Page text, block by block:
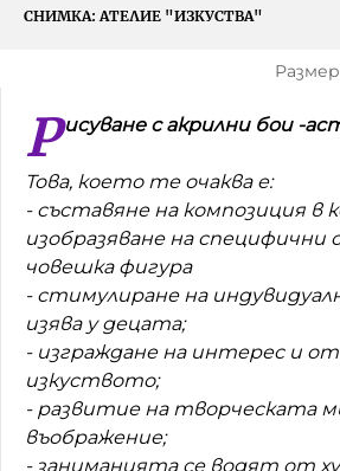
Яйцето на света
Златната ябълка
Като Айнщайн
Домашен любимец
Питаме Ви
До ре ми
СНИМКА: АТЕЛИЕ "ИЗКУСТВА"
Р исуване с акрилни бои -
Това, което те очаква е:
- съставяне на композиция в
изобразяване на специфични
човешка фигура
- стимулиране на
изява у децата;
- изграждане на интерес и
изкуството;
- развитие на творческата
въображение;
- заниманията се водят от